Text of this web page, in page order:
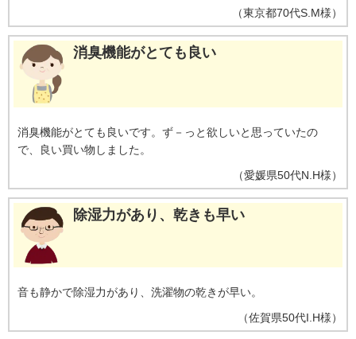
（東京都70代S.M様）
消臭機能がとても良い
消臭機能がとても良いです。ず－っと欲しいと思っていたの
で、良い買い物しました。
（愛媛県50代N.H様）
除湿力があり、乾きも早い
音も静かで除湿力があり、洗濯物の乾きが早い。
（佐賀県50代I.H様）